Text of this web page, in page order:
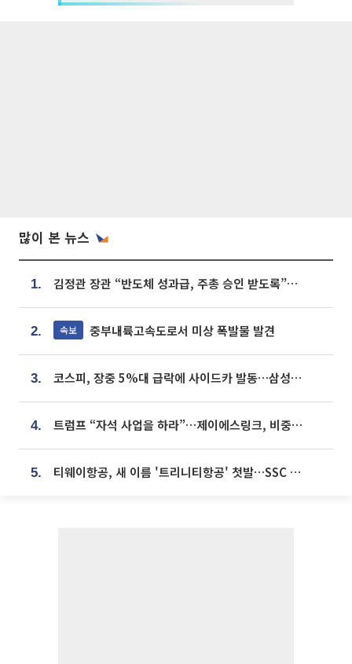
많이 본 뉴스
1. 김정관 장관 “반도체 성과급, 주총 승인 받도록”…상법·자본시장법 개정 시사
2. 속보 중부내륙고속도로서 미상 폭발물 발견
3. 코스피, 장중 5%대 급락에 사이드카 발동…삼성·SK 동반 폭락
4. 트럼프 “자석 사업을 하라”…제이에스링크, 비중국 영구자석 공급망 구축 속도
5. 티웨이항공, 새 이름 '트리니티항공' 첫발…SSC 전략 본격화